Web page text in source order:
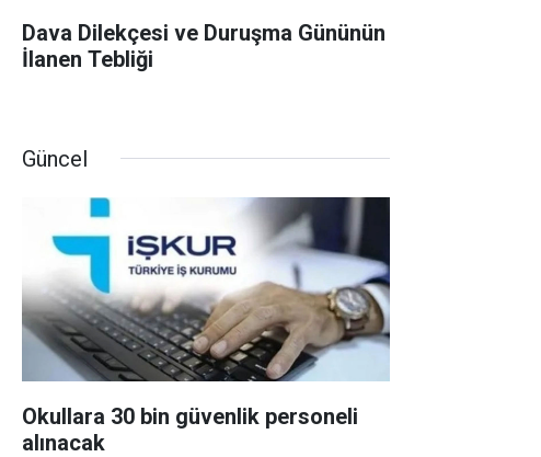
Dava Dilekçesi ve Duruşma Gününün
İlanen Tebliği
Güncel
Okullara 30 bin güvenlik personeli
alınacak